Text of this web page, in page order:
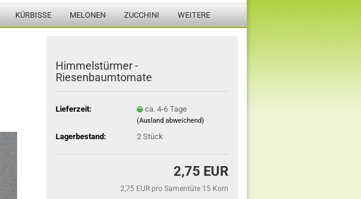
KÜRBISSE MELONEN ZUCCHINI WEITERE
Himmelstürmer -
Riesenbaumtomate
Lieferzeit: ca. 4-6 Tage
(Ausland abweichend)
Lagerbestand: 2 Stück
2,75 EUR
2,75 EUR pro Samentüte 15 Korn